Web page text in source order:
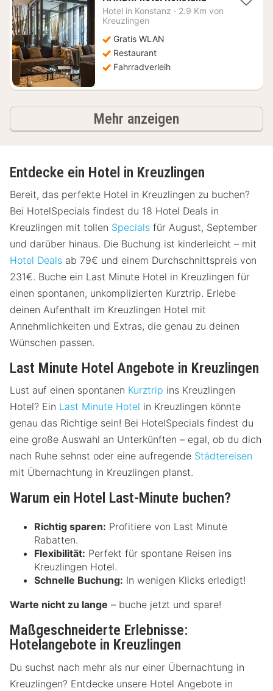
Nacht
Hotel in Konstanz · 2.9 Km von
Kreuzlingen
Gratis WLAN
Restaurant
Fahrradverleih
Mehr anzeigen
Entdecke ein Hotel in Kreuzlingen
Bereit, das perfekte Hotel in Kreuzlingen zu buchen?
Bei HotelSpecials findest du 18 Hotel Deals in
Kreuzlingen mit tollen Specials für August, September
und darüber hinaus. Die Buchung ist kinderleicht – mit
Hotel Deals ab 79€ und einem Durchschnittspreis von
231€. Buche ein Last Minute Hotel in Kreuzlingen für
einen spontanen, unkomplizierten Kurztrip. Erlebe
deinen Aufenthalt im Kreuzlingen Hotel mit
Annehmlichkeiten und Extras, die genau zu deinen
Wünschen passen.
Last Minute Hotel Angebote in Kreuzlingen
Lust auf einen spontanen Kurztrip ins Kreuzlingen
Hotel? Ein Last Minute Hotel in Kreuzlingen könnte
genau das Richtige sein! Bei HotelSpecials findest du
eine große Auswahl an Unterkünften – egal, ob du dich
nach Ruhe sehnst oder eine aufregende Städtereisen
mit Übernachtung in Kreuzlingen planst.
Warum ein Hotel Last-Minute buchen?
Richtig sparen: Profitiere von Last Minute
Rabatten.
Flexibilität: Perfekt für spontane Reisen ins
Kreuzlingen Hotel.
Schnelle Buchung: In wenigen Klicks erledigt!
Warte nicht zu lange – buche jetzt und spare!
Maßgeschneiderte Erlebnisse:
Hotelangebote in Kreuzlingen
Du suchst nach mehr als nur einer Übernachtung in
Kreuzlingen? Entdecke unsere Hotel Angebote in